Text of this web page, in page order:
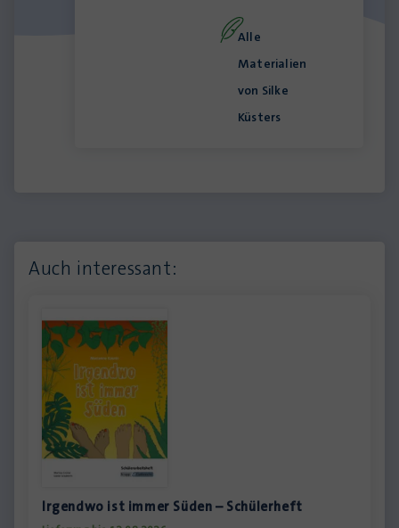
Alle
Materialien
von Silke
Küsters
Auch interessant:
Irgendwo ist immer Süden – Schülerheft